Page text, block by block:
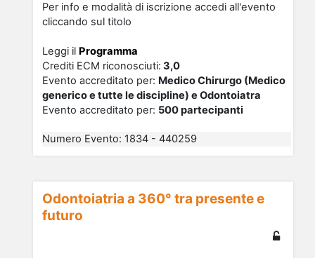
Per info e modalità di iscrizione accedi all'evento
cliccando sul titolo
Leggi il Programma
Crediti ECM riconosciuti: 3,0
Evento accreditato per: Medico Chirurgo (Medico
generico e tutte le discipline) e Odontoiatra
Evento accreditato per: 500 partecipanti
Numero Evento: 1834 - 440259
Odontoiatria a 360° tra presente e
futuro